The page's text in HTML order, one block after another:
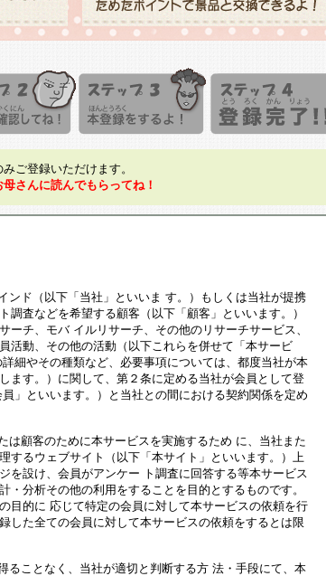
ご登録いただけます。
さんに読んでもらってね！
ンド（以下「当社」といいま す。）もしくは当社が提携
調査などを希望する顧客（以下「顧客」といいます。）
ーチ、モバ イルリサーチ、その他のリサーチサービス、
活動、その他の活動（以下これらを併せて「本サービ
細やその種類など、必要事項については、都度当社が本
ます。）に関して、第２条に定める当社が会員として登
」といいます。）と当社との間における契約関係を定め
は顧客のために本サービスを実施するため に、当社また
するウェブサイト（以下「本サイト」といいます。）上
を設け、会員がアンケー ト調査に回答する等本サービス
・分析その他の利用をすることを目的とするものです。
目的に 応じて特定の会員に対して本サービスの依頼を行
した全ての会員に対して本サービスの依頼をするとは限
ることなく、当社が適切と判断する方 法・手段にて、本